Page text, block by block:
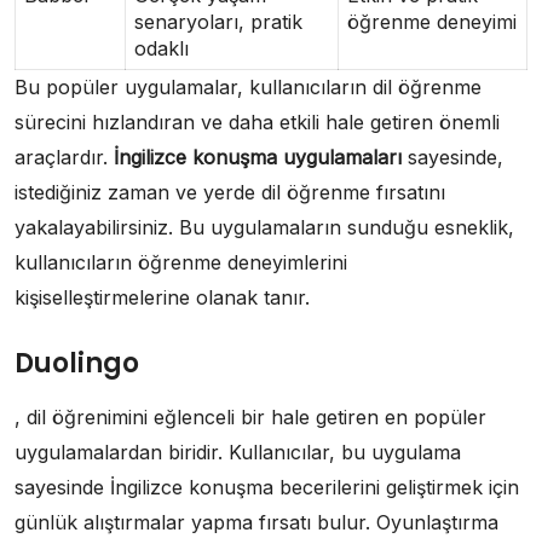
senaryoları, pratik
odaklı
öğrenme deneyimi
Bu popüler uygulamalar, kullanıcıların dil öğrenme
sürecini hızlandıran ve daha etkili hale getiren önemli
araçlardır. İngilizce konuşma uygulamaları sayesinde,
istediğiniz zaman ve yerde dil öğrenme fırsatını
yakalayabilirsiniz. Bu uygulamaların sunduğu esneklik,
kullanıcıların öğrenme deneyimlerini
kişiselleştirmelerine olanak tanır.
Duolingo
, dil öğrenimini eğlenceli bir hale getiren en popüler
uygulamalardan biridir. Kullanıcılar, bu uygulama
sayesinde İngilizce konuşma becerilerini geliştirmek için
günlük alıştırmalar yapma fırsatı bulur. Oyunlaştırma